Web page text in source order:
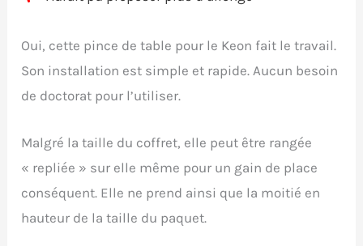
Oui, cette pince de table pour le Keon fait le travail.
Son installation est simple et rapide. Aucun besoin
de doctorat pour l’utiliser.
Malgré la taille du coffret, elle peut être rangée
« repliée » sur elle même pour un gain de place
conséquent. Elle ne prend ainsi que la moitié en
hauteur de la taille du paquet.